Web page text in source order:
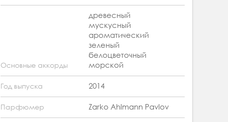
Основные аккорды
древесный
мускусный
ароматический
зеленый
белоцветочный
морской
Год выпуска 2014
Парфюмер Zarko Ahlmann Pavlov